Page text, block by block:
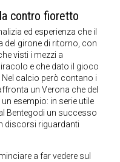
contro fioretto
ed esperienza che il
girone di ritorno, con
visti i mezzi a
e che dato il gioco
calcio però contano i
un Verona che del
esempio: in serie utile
Bentegodi un successo
discorsi riguardanti
a far vedere sul